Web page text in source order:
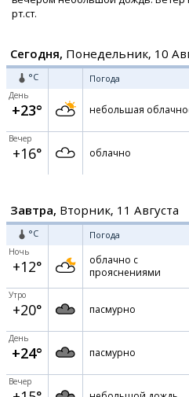
рт.ст.
Сегодня, Понедельник, 10
°C Погода
День
+23° небольшая
Вечер
+16° облачно
Завтра, Вторник, 11 Августа
°C Погода
Ночь
+12°
облачно с
прояснениями
Утро
+20° пасмурно
День
+24° пасмурно
Вечер